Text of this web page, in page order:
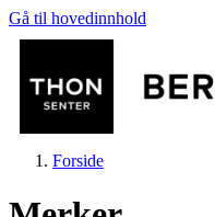
Gå til hovedinnhold
Forside